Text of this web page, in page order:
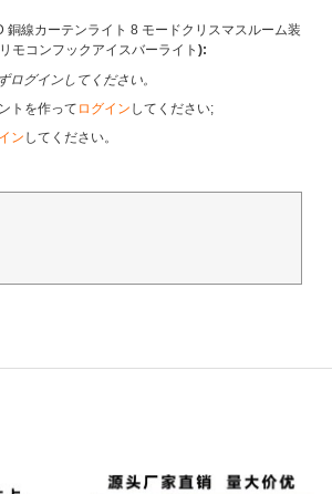
銅線カーテンライト 8 モードクリスマスルーム装
モコンフックアイスバーライト ):
ログインしてください。
トを作って ログイン してください;
ン してください。